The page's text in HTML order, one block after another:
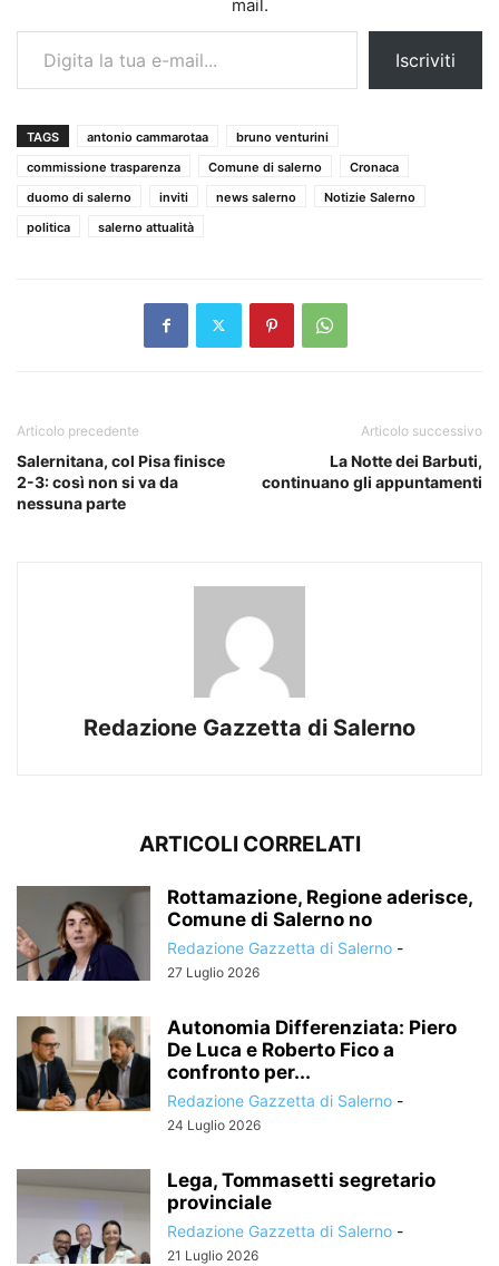
mail.
Digita la tua e-mail...
Iscriviti
TAGS antonio cammarotaa
bruno venturini
commissione trasparenza
Comune di salerno
Cronaca
duomo di salerno
inviti news salerno
Notizie Salerno
politica
salerno attualità
Articolo precedente
Salernitana, col Pisa finisce
2-3: così non si va da
nessuna parte
Articolo successivo
La Notte dei Barbuti,
continuano gli appuntamenti
Redazione Gazzetta di Salerno
ARTICOLI CORRELATI
Rottamazione, Regione aderisce,
Comune di Salerno no
Redazione Gazzetta di Salerno -
27 Luglio 2026
Autonomia Differenziata: Piero
De Luca e Roberto Fico a
confronto per...
Redazione Gazzetta di Salerno -
24 Luglio 2026
Lega, Tommasetti segretario
provinciale
Redazione Gazzetta di Salerno -
21 Luglio 2026